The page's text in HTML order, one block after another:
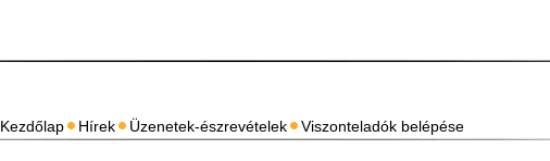
Kezdőlap Hírek Üzenetek-észrevételek Viszonteladók belépése